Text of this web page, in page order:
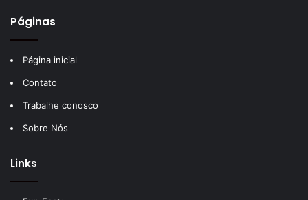
Páginas
Página inicial
Contato
Trabalhe conosco
Sobre Nós
Links